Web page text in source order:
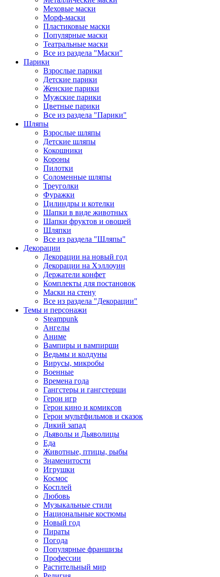
Меховые маски
Морф-маски
Пластиковые маски
Популярные маски
Театральные маски
Все из раздела "Маски"
Парики
Взрослые парики
Детские парики
Женские парики
Мужские парики
Цветные парики
Все из раздела "Парики"
Шляпы
Взрослые шляпы
Детские шляпы
Кокошники
Короны
Пилотки
Соломенные шляпы
Треуголки
Фуражки
Цилиндры и котелки
Шапки в виде животных
Шапки фруктов и овощей
Шляпки
Все из раздела "Шляпы"
Декорации
Декорации на новый год
Декорации на Хэллоуин
Держатели конфет
Комплекты для постановок
Маски на стену
Все из раздела "Декорации"
Темы и персонажи
Steampunk
Ангелы
Аниме
Вампиры и вампирши
Ведьмы и колдуны
Вирусы, микробы
Военные
Времена года
Гангстеры и гангстерши
Герои игр
Герои кино и комиксов
Герои мультфильмов и сказок
Дикий запад
Дьяволы и Дьяволицы
Еда
Животные, птицы, рыбы
Знаменитости
Игрушки
Космос
Косплей
Любовь
Музыкальные стили
Национальные костюмы
Новый год
Пираты
Погода
Популярные франшизы
Профессии
Растительный мир